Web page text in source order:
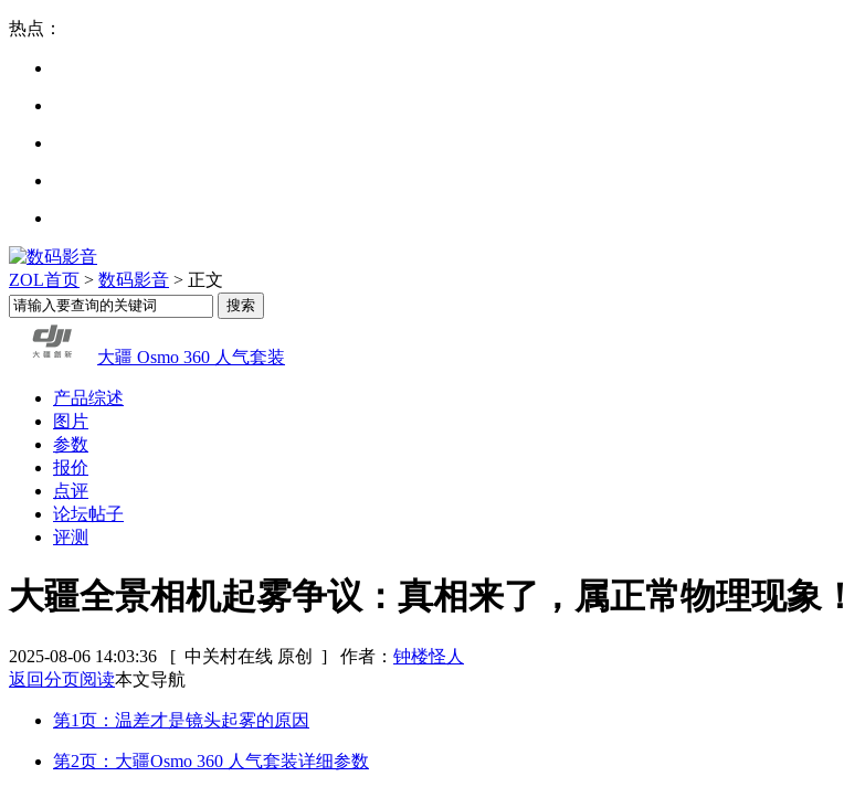
热点：
ZOL首页 > 数码影音 > 正文
大疆 Osmo 360 人气套装
产品综述
图片
参数
报价
点评
论坛帖子
评测
大疆全景相机起雾争议：真相来了，属正常物理现象！
2025-08-06 14:03:36 [ 中关村在线 原创 ] 作者： 钟楼怪人
返回分页阅读本文导航
第1页：温差才是镜头起雾的原因
第2页：大疆Osmo 360 人气套装详细参数